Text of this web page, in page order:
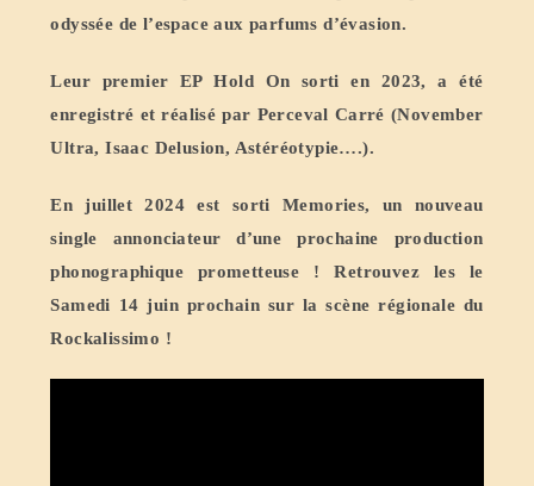
odyssée de l’espace aux parfums d’évasion.
Leur premier EP Hold On sorti en 2023, a été
enregistré et réalisé par Perceval Carré (November
Ultra, Isaac Delusion, Astéréotypie….).
En juillet 2024 est sorti Memories, un nouveau
single annonciateur d’une prochaine production
phonographique prometteuse ! Retrouvez les le
Samedi 14 juin prochain sur la scène régionale du
Rockalissimo !